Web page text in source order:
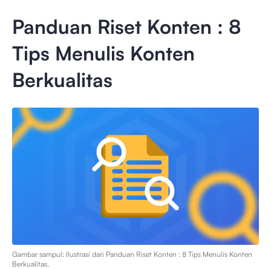
Panduan Riset Konten : 8
Tips Menulis Konten
Berkualitas
Gambar sampul: Ilustrasi dari Panduan Riset Konten : 8 Tips Menulis Konten
Berkualitas.